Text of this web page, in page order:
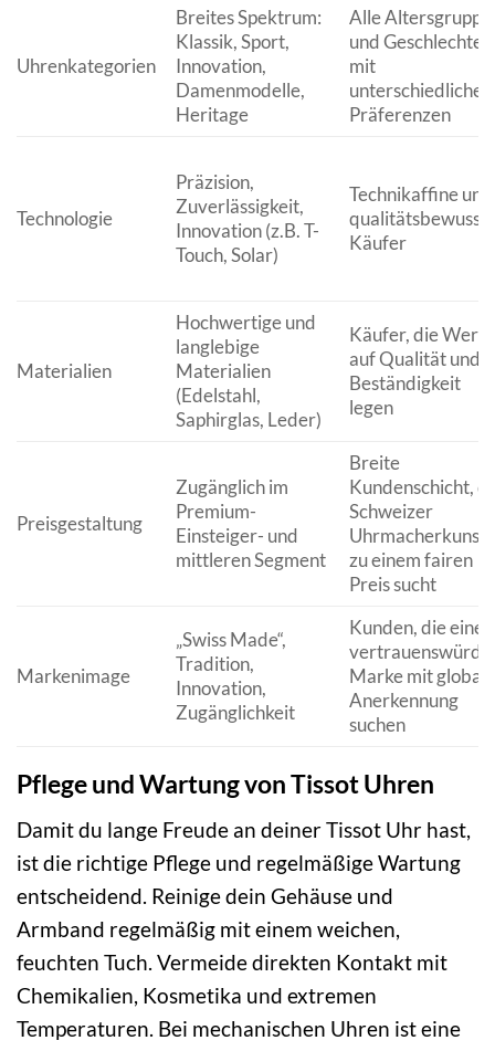
Uhrenkategorien
Breites Spektrum:
Klassik, Sport,
Innovation,
Damenmodelle,
Heritage
Alle
und Geschlechter
mit
unterschiedlichen
Präferenzen
Technologie
Präzision,
Zuverlässigkeit,
Innovation (z.B. T-
Touch, Solar)
Technikaffine und
Käufer
Materialien
Hochwertige und
langlebige
Materialien
(Edelstahl,
Saphirglas, Leder)
Käufer, die Wert
auf Qualität und
Beständigkeit
legen
Preisgestaltung
Zugänglich im
Premium-
Einsteiger- und
mittleren Segment
Breite
Kundenschicht,
Schweizer
Uhrmacherkunst
zu einem fairen
Preis sucht
Markenimage
„Swiss Made“,
Tradition,
Innovation,
Zugänglichkeit
Kunden, die eine
Marke mit
Anerkennung
suchen
Pflege und Wartung von Tissot Uhren
Damit du lange Freude an deiner Tissot Uhr hast,
ist die richtige Pflege und regelmäßige Wartung
entscheidend. Reinige dein Gehäuse und
Armband regelmäßig mit einem weichen,
feuchten Tuch. Vermeide direkten Kontakt mit
Chemikalien, Kosmetika und extremen
Temperaturen. Bei mechanischen Uhren ist eine